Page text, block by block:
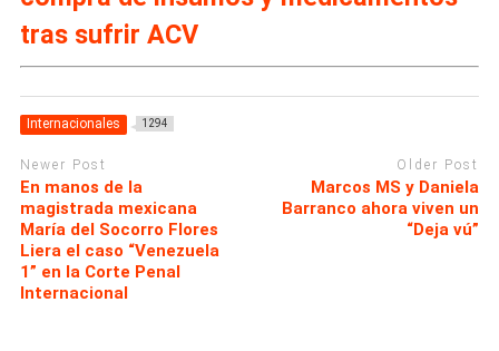
tras sufrir ACV
Internacionales 1294
Newer Post
En manos de la
magistrada mexicana
María del Socorro Flores
Liera el caso “Venezuela
1” en la Corte Penal
Internacional
Older Post
Marcos MS y Daniela
Barranco ahora viven un
“Deja vú”